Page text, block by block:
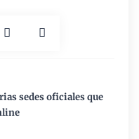
sedes oficiales que